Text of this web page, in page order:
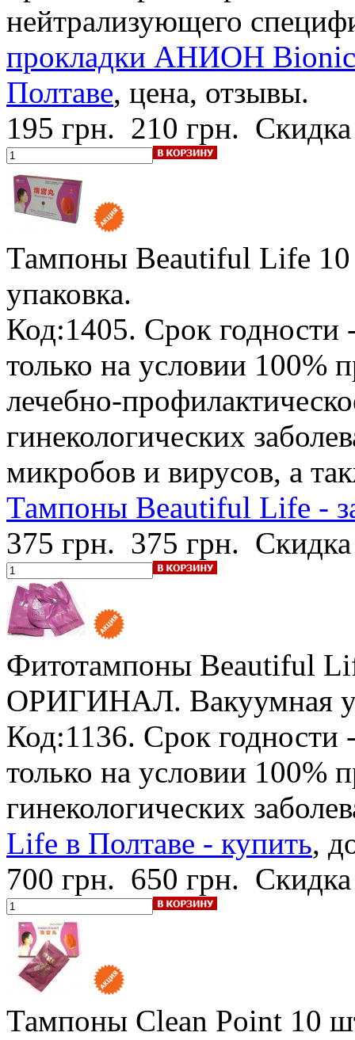
нейтрализующего
прокладки АНИОН
Полтаве, цена, отзывы.
195 грн. 210 грн.
Тампоны Beautiful Life
упаковка.
Код:1405. Срок годности
только на условии 100%
лечебно-
гинекологических
микробов и вирусов, а
Тампоны Beautiful Life -
375 грн. 375 грн.
Фитотампоны Beautiful
ОРИГИНАЛ. Вакуумная
Код:1136. Срок годности
только на условии 100%
гинекологических
Life в Полтаве - купить,
700 грн. 650 грн.
Тампоны Clean Point 10